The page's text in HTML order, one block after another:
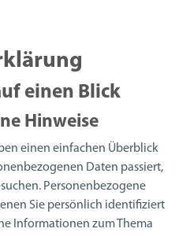
einen Blick
Hinweise
einen einfachen Überblick
Daten passiert,
Personenbezogene
Sie persönlich identifiziert
Informationen zum Thema